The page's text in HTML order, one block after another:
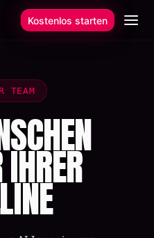
Kostenlos starten
TEAM